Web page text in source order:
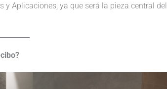
y Aplicaciones, ya que será la pieza central del